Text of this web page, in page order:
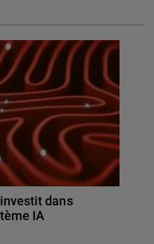
dans
IA